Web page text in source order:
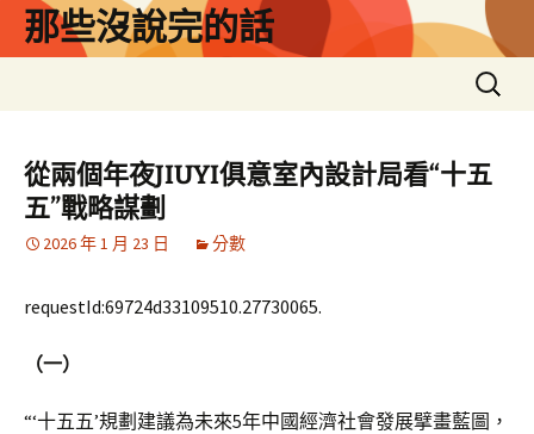
那些沒說完的話
搜
尋
鍵
字:
從兩個年夜JIUYI俱意室內設計局看“十五
五”戰略謀劃
2026 年 1 月 23 日 分數
requestId:69724d33109510.27730065.
（一）
“‘十五五’規劃建議為未來5年中國經濟社會發展擘畫藍圖，